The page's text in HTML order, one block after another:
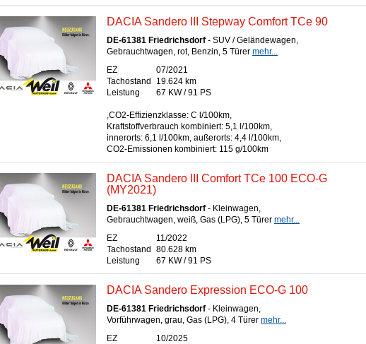
DACIA Sandero III Stepway Comfort TCe 90
DE-61381 Friedrichsdorf - SUV / Geländewagen,
Gebrauchtwagen, rot, Benzin, 5 Türer mehr...
EZ
07/2021
Tachostand
19.624 km
Leistung
67 KW / 91 PS
,CO2-Effizienzklasse: C l/100km,
Kraftstoffverbrauch kombiniert: 5,1 l/100km,
innerorts: 6,1 l/100km, außerorts: 4,4 l/100km,
CO2-Emissionen kombiniert: 115 g/100km
DACIA Sandero III Comfort TCe 100 ECO-G
(MY2021)
DE-61381 Friedrichsdorf - Kleinwagen,
Gebrauchtwagen, weiß, Gas (LPG), 5 Türer mehr...
EZ
11/2022
Tachostand
80.628 km
Leistung
67 KW / 91 PS
DACIA Sandero Expression ECO-G 100
DE-61381 Friedrichsdorf - Kleinwagen,
Vorführwagen, grau, Gas (LPG), 4 Türer mehr...
EZ
10/2025